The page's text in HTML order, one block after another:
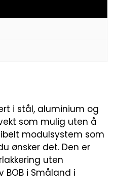
i stål, aluminium og
som mulig uten å
modulsystem som
ønsker det. Den er
uten
BOB i Småland i